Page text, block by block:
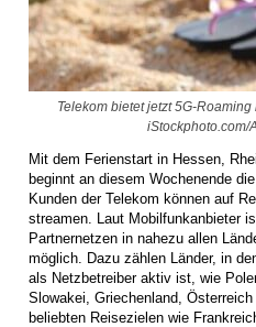
Telekom bietet jetzt 5G-
iStockphoto.com/
Mit dem Ferienstart in Hessen,
beginnt an diesem Wochenende
Kunden der Telekom können auf
streamen. Laut Mobilfunkanbieter
Partnernetzen in nahezu allen
möglich. Dazu zählen Länder, in
als Netzbetreiber aktiv ist, wie
Slowakei, Griechenland,
beliebten Reisezielen wie